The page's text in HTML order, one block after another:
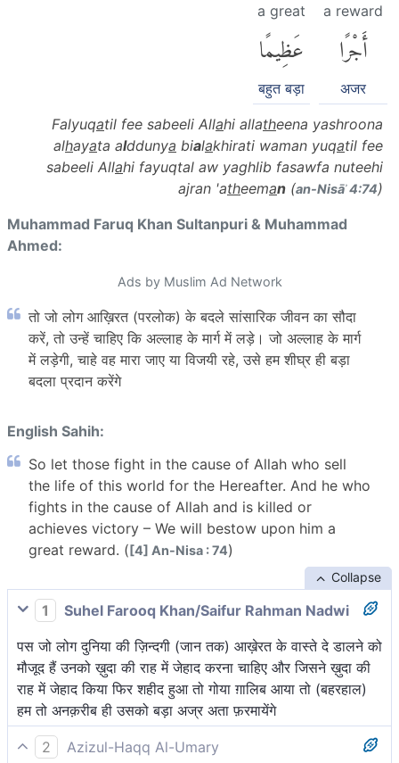
a reward
أَجْرًا
अजर
a great
عَظِيمًا
बहुत बड़ा
Falyuqatil fee sabeeli Allahi allatheena yashroona
alhayata alddunya bialakhirati waman yuqatil fee
sabeeli Allahi fayuqtal aw yaghlib fasawfa nuteehi
ajran 'atheeman (an-Nisāʾ 4:74)
Muhammad Faruq Khan Sultanpuri & Muhammad
Ahmed:
Ads by Muslim Ad Network
तो जो लोग आख़िरत (परलोक) के बदले सांसारिक जीवन का सौदा
करें, तो उन्हें चाहिए कि अल्लाह के मार्ग में लड़े। जो अल्लाह के मार्ग
में लड़ेगी, चाहे वह मारा जाए या विजयी रहे, उसे हम शीघ्र ही बड़ा
बदला प्रदान करेंगे
English Sahih:
So let those fight in the cause of Allah who sell
the life of this world for the Hereafter. And he who
fights in the cause of Allah and is killed or
achieves victory – We will bestow upon him a
great reward. ([4] An-Nisa : 74)
Collapse
1
Suhel Farooq Khan/Saifur Rahman Nadwi
पस जो लोग दुनिया की ज़िन्दगी (जान तक) आख़ेरत के वास्ते दे डालने को
मौजूद हैं उनको ख़ुदा की राह में जेहाद करना चाहिए और जिसने ख़ुदा की
राह में जेहाद किया फिर शहीद हुआ तो गोया ग़ालिब आया तो (बहरहाल)
हम तो अनक़रीब ही उसको बड़ा अज्र अता फ़रमायेंगे
2 Azizul-Haqq Al-Umary